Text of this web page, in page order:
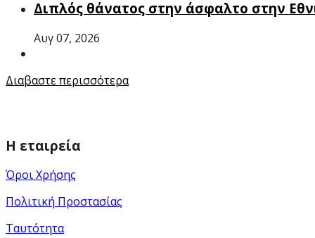
Διπλός θάνατος στην άσφαλτο στην
Αυγ 07, 2026
Διαβαστε περισσότερα
Η εταιρεία
Όροι Χρήσης
Πολιτική Προστασίας
Ταυτότητα